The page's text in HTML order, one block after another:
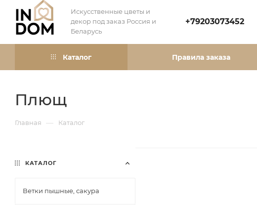
Искусственные цветы и
декор под заказ Россия и
Беларусь
+79203073452
Каталог Правила заказа
Плющ
Главная — Каталог
КАТАЛОГ
Ветки пышные, сакура